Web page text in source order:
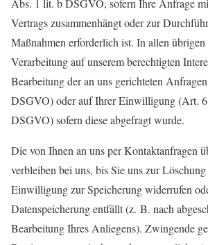
Abs. 1 lit. b DSGVO, sofern Ihre Anfrage
Vertrags zusammenhängt oder zur
Maßnahmen erforderlich ist. In allen
Verarbeitung auf unserem berechtigten
Bearbeitung der an uns gerichteten
DSGVO) oder auf Ihrer Einwilligung (Art.
DSGVO) sofern diese abgefragt wurde.
Die von Ihnen an uns per Kontaktanfragen
verbleiben bei uns, bis Sie uns zur
Einwilligung zur Speicherung widerrufen
Datenspeicherung entfällt (z. B. nach
Bearbeitung Ihres Anliegens). Zwingende